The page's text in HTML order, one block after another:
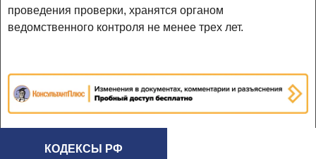
проведения проверки, хранятся органом
ведомственного контроля не менее трех лет.
КОДЕКСЫ РФ